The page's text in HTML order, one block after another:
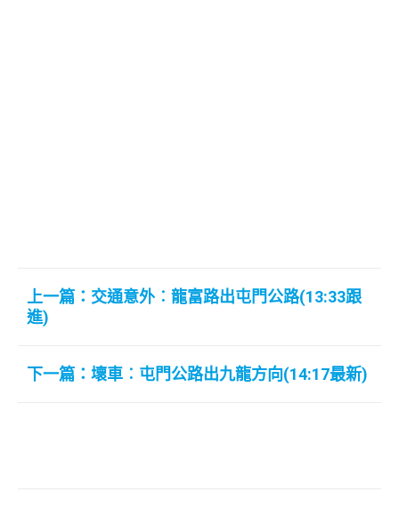
上一篇：交通意外︰龍富路出屯門公路(13:33跟
進)
下一篇：壞車︰屯門公路出九龍方向(14:17最新)